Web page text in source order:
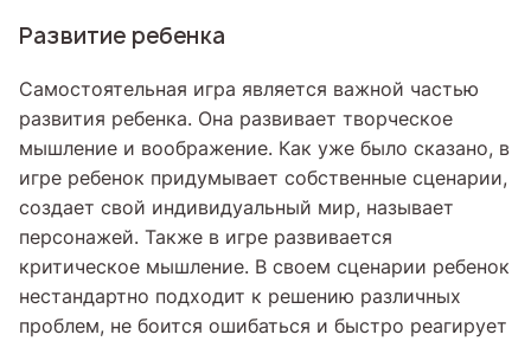
Развитие ребенка
Самостоятельная игра является важной частью
развития ребенка. Она развивает творческое
мышление и воображение. Как уже было сказано, в
игре ребенок придумывает собственные сценарии,
создает свой индивидуальный мир, называет
персонажей. Также в игре развивается
критическое мышление. В своем сценарии ребенок
нестандартно подходит к решению различных
проблем, не боится ошибаться и быстро реагирует